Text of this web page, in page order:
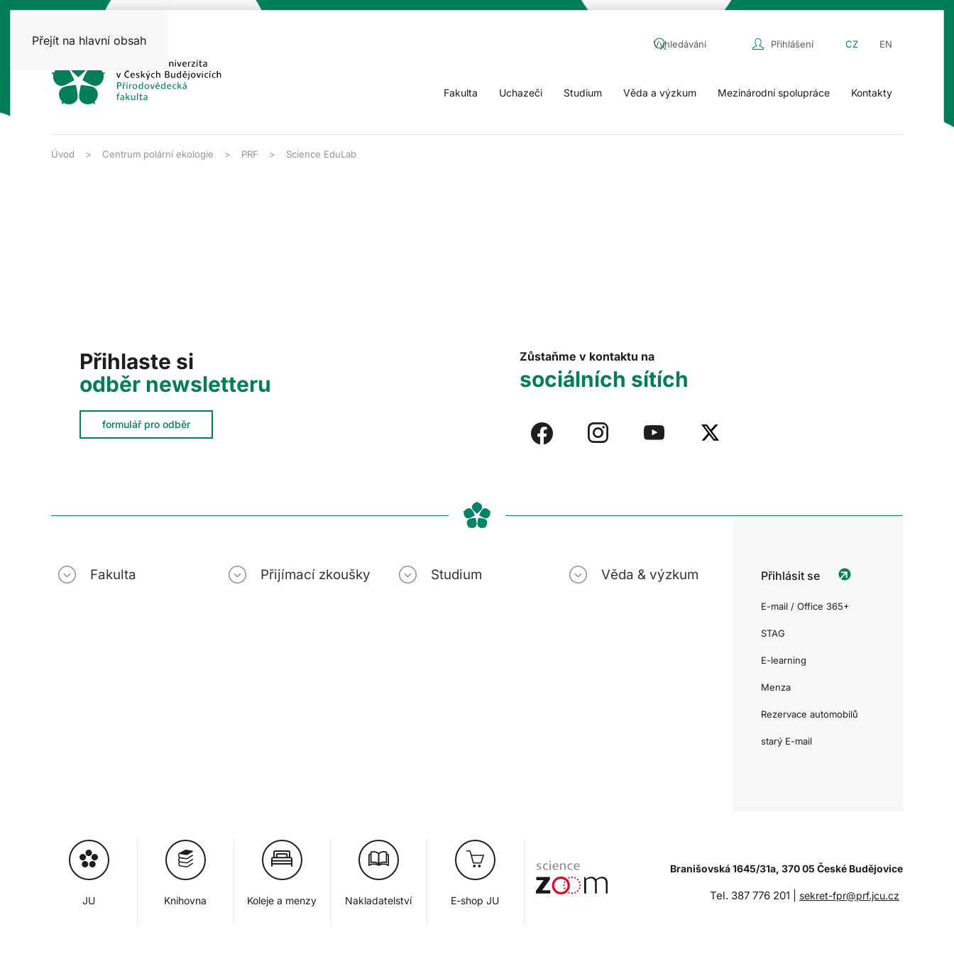
Přejít na hlavní obsah Přihlášení CZ EN
Fakulta Uchazeči Studium Věda a výzkum Mezinárodní spolupráce Kontakty
Úvod Centrum polární ekologie PRF Science EduLab
Přihlaste si
odběr newsletteru
formulář pro odběr
Zůstaňme v kontaktu na
sociálních sítích
Fakulta Přijímací zkoušky Studium Věda & výzkum Přihlásit se
E-mail / Office 365+
STAG
E-learning
Menza
Rezervace automobilů
starý E-mail
JU Knihovna Koleje a menzy Nakladatelství E-shop JU
Branišovská 1645/31a, 370 05 České Budějovice
Tel. 387 776 201 | sekret-fpr@prf.jcu.cz